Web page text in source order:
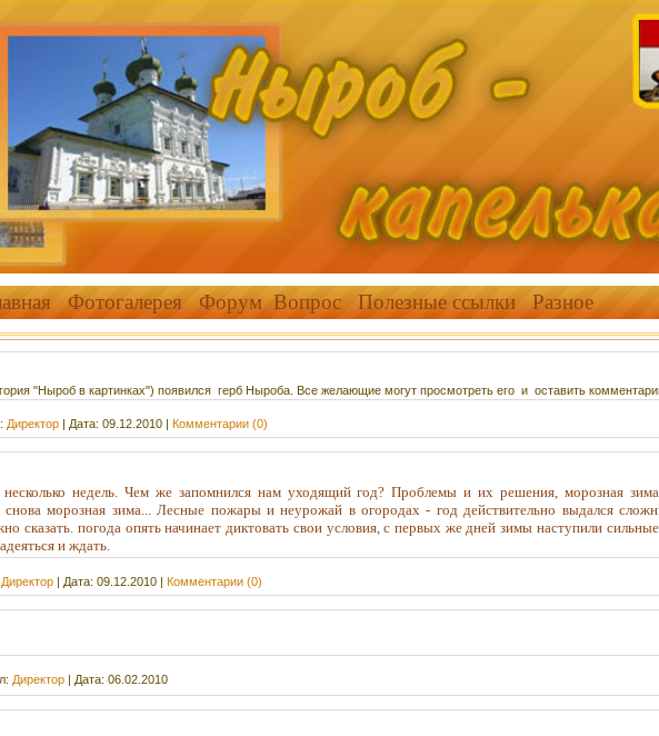
Фотогалерея Форум Вопрос Полезные ссылки Разное
"Ныроб в картинках") появился герб Ныроба. Все желающие могут просмотреть его и оставить
Директор | Дата: 09.12.2010 | Комментарии (0)
несколько недель. Чем же запомнился нам уходящий год? Проблемы и их решения,морозная
снова морозная зима... Лесные пожары и неурожай в огородах - год действительно выдался
сказать. погода опять начинает диктовать свои условия, с первых же дней зимы наступили
и ждать.
Директор | Дата: 09.12.2010 | Комментарии (0)
Директор | Дата: 06.02.2010